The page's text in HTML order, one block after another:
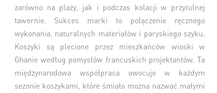
zarówno na plaży, jak i podczas kolacji w przytulnej
tawernie. Sukces marki to połączenie ręcznego
wykonania, naturalnych materiałów i paryskiego szyku.
Koszyki są plecione przez mieszkańców wioski w
Ghanie według pomysłów francuskich projektantów. Ta
międzynarodowa współpraca owocuje w każdym
sezonie koszykami, które śmiało można nazwać małymi